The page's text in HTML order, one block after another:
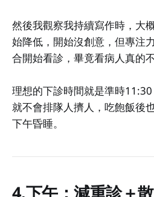
然後我觀察我持續寫作時，大
始降低，開始沒創意，但專注
合開始看診，畢竟看病人真的
理想的下診時間就是準時
就不會排隊人擠人，吃飽飯後
下午昏睡。